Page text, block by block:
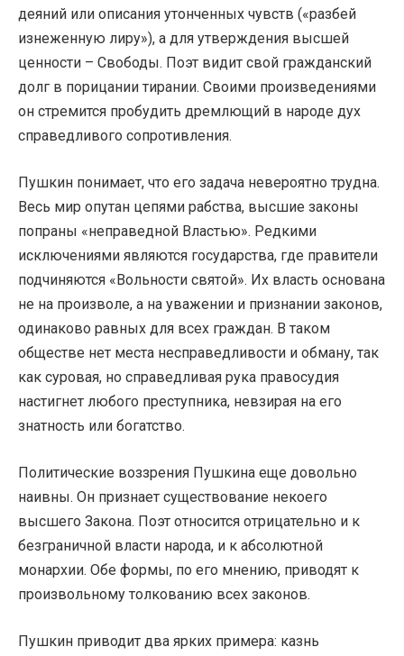
деяний или описания утонченных чувств («разбей
изнеженную лиру»), а для утверждения высшей
ценности – Свободы. Поэт видит свой гражданский
долг в порицании тирании. Своими произведениями
он стремится пробудить дремлющий в народе дух
справедливого сопротивления.
Пушкин понимает, что его задача невероятно трудна.
Весь мир опутан цепями рабства, высшие законы
попраны «неправедной Властью». Редкими
исключениями являются государства, где правители
подчиняются «Вольности святой». Их власть основана
не на произволе, а на уважении и признании законов,
одинаково равных для всех граждан. В таком
обществе нет места несправедливости и обману, так
как суровая, но справедливая рука правосудия
настигнет любого преступника, невзирая на его
знатность или богатство.
Политические воззрения Пушкина еще довольно
наивны. Он признает существование некоего
высшего Закона. Поэт относится отрицательно и к
безграничной власти народа, и к абсолютной
монархии. Обе формы, по его мнению, приводят к
произвольному толкованию всех законов.
Пушкин приводит два ярких примера: казнь